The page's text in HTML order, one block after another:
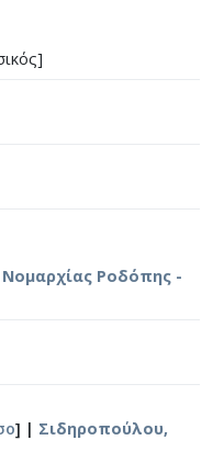
Ροδόπης -
] | Σιδηροπούλου,